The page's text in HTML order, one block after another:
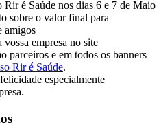
Rir é Saúde nos dias 6 e 7 de Maio
sobre o valor final para
amigos
empresa no site
parceiros e em todos os banners
Rir é Saúde.
especialmente